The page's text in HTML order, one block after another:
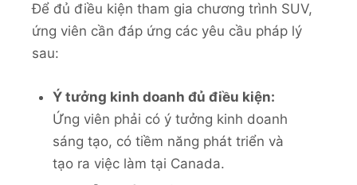
Để đủ điều kiện tham gia chương trình SUV,
ứng viên cần đáp ứng các yêu cầu pháp lý
sau:
Ý tưởng kinh doanh đủ điều kiện:
Ứng viên phải có ý tưởng kinh doanh
sáng tạo, có tiềm năng phát triển và
tạo ra việc làm tại Canada.